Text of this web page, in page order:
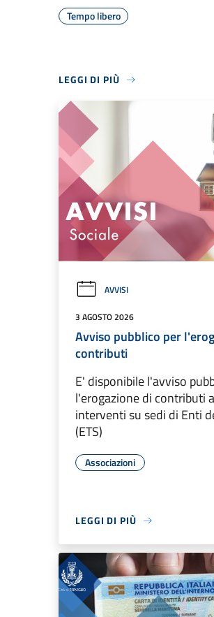
Tempo libero
LEGGI DI PIÙ
AVVISI
3 AGOSTO 2026
Avviso pubblico per
contributi
E' disponibile l'avviso
l'erogazione di contributi
interventi su sedi di Enti
(ETS)
Associazioni
LEGGI DI PIÙ